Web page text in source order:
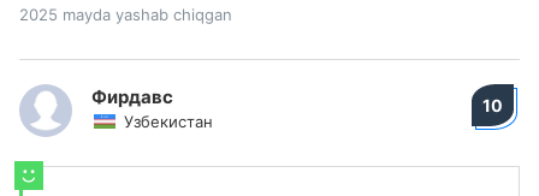
2025 mayda yashab chiqgan
Фирдавс
Узбекистан
10